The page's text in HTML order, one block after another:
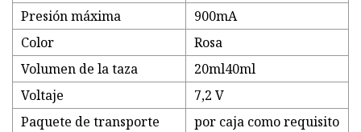
Presión máxima
900mA
Color
Rosa
Volumen de la taza
20ml40ml
Voltaje
7,2 V
Paquete de transporte
por caja como requisito